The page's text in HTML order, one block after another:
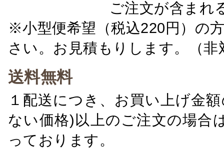
ご注文が含ま
※小型便希望（税込220円）の
さい。お見積もりします。（非
送料無料
１配送につき、お買い上げ金
ない価格)以上のご注文の場合
っております。